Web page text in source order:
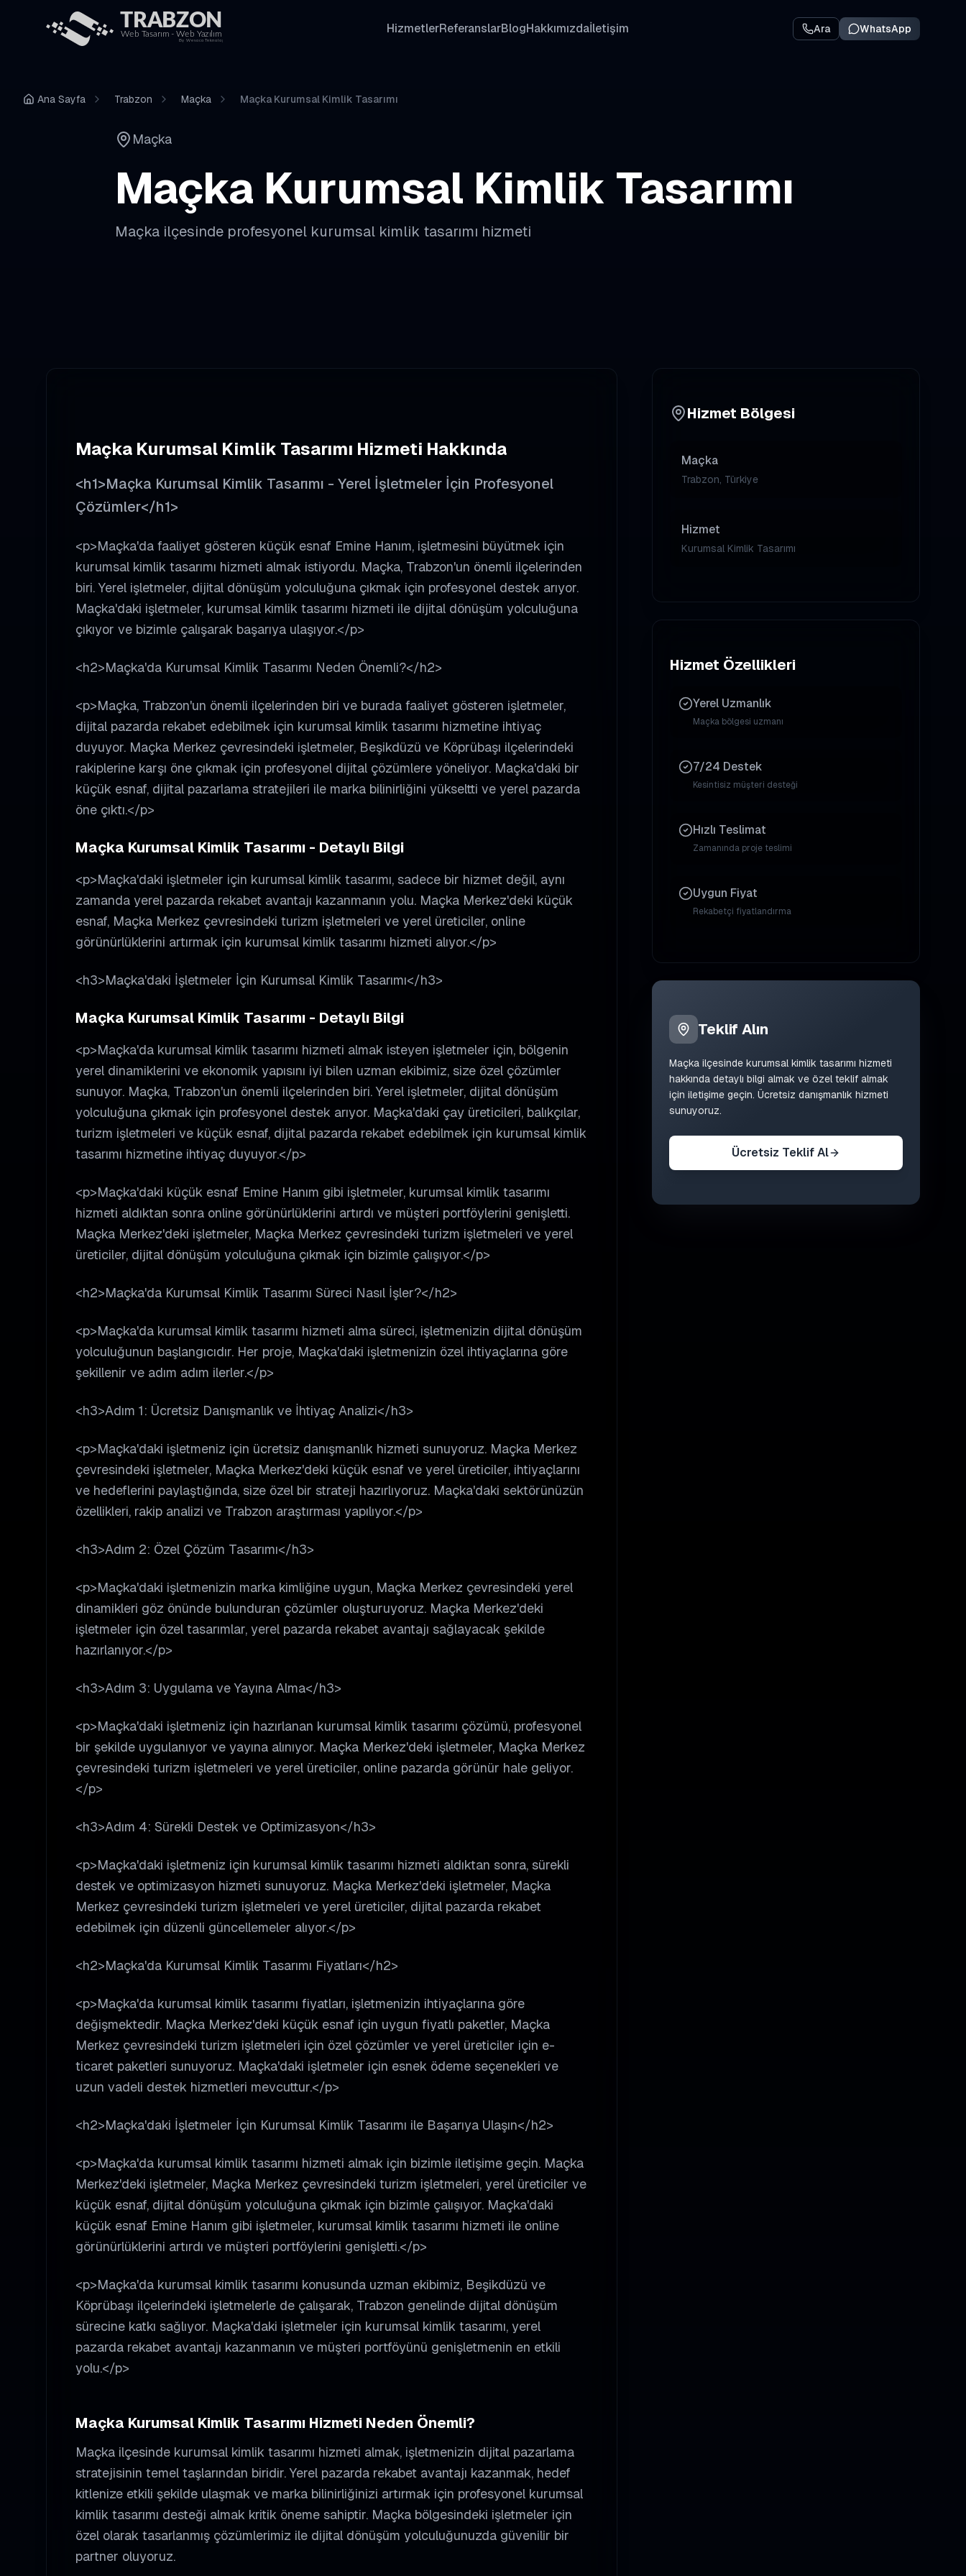
HizmetlerReferanslarBlogHakkımızdaİletişim Ara WhatsApp
Ana Sayfa Trabzon Maçka Maçka Kurumsal Kimlik Tasarımı
Maçka
Maçka Kurumsal Kimlik Tasarımı
Maçka ilçesinde profesyonel kurumsal kimlik tasarımı hizmeti
Maçka Kurumsal Kimlik Tasarımı Hizmeti Hakkında
<h1>Maçka Kurumsal Kimlik Tasarımı - Yerel İşletmeler İçin Profesyonel
Çözümler</h1>
<p>Maçka'da faaliyet gösteren küçük esnaf Emine Hanım, işletmesini büyütmek için
kurumsal kimlik tasarımı hizmeti almak istiyordu. Maçka, Trabzon'un önemli ilçelerinden
biri. Yerel işletmeler, dijital dönüşüm yolculuğuna çıkmak için profesyonel destek arıyor.
Maçka'daki işletmeler, kurumsal kimlik tasarımı hizmeti ile dijital dönüşüm yolculuğuna
çıkıyor ve bizimle çalışarak başarıya ulaşıyor.</p>
<h2>Maçka'da Kurumsal Kimlik Tasarımı Neden Önemli?</h2>
<p>Maçka, Trabzon'un önemli ilçelerinden biri ve burada faaliyet gösteren işletmeler,
dijital pazarda rekabet edebilmek için kurumsal kimlik tasarımı hizmetine ihtiyaç
duyuyor. Maçka Merkez çevresindeki işletmeler, Beşikdüzü ve Köprübaşı ilçelerindeki
rakiplerine karşı öne çıkmak için profesyonel dijital çözümlere yöneliyor. Maçka'daki bir
küçük esnaf, dijital pazarlama stratejileri ile marka bilinirliğini yükseltti ve yerel pazarda
öne çıktı.</p>
Maçka Kurumsal Kimlik Tasarımı - Detaylı Bilgi
<p>Maçka'daki işletmeler için kurumsal kimlik tasarımı, sadece bir hizmet değil, aynı
zamanda yerel pazarda rekabet avantajı kazanmanın yolu. Maçka Merkez'deki küçük
esnaf, Maçka Merkez çevresindeki turizm işletmeleri ve yerel üreticiler, online
görünürlüklerini artırmak için kurumsal kimlik tasarımı hizmeti alıyor.</p>
<h3>Maçka'daki İşletmeler İçin Kurumsal Kimlik Tasarımı</h3>
Maçka Kurumsal Kimlik Tasarımı - Detaylı Bilgi
<p>Maçka'da kurumsal kimlik tasarımı hizmeti almak isteyen işletmeler için, bölgenin
yerel dinamiklerini ve ekonomik yapısını iyi bilen uzman ekibimiz, size özel çözümler
sunuyor. Maçka, Trabzon'un önemli ilçelerinden biri. Yerel işletmeler, dijital dönüşüm
yolculuğuna çıkmak için profesyonel destek arıyor. Maçka'daki çay üreticileri, balıkçılar,
turizm işletmeleri ve küçük esnaf, dijital pazarda rekabet edebilmek için kurumsal kimlik
tasarımı hizmetine ihtiyaç duyuyor.</p>
<p>Maçka'daki küçük esnaf Emine Hanım gibi işletmeler, kurumsal kimlik tasarımı
hizmeti aldıktan sonra online görünürlüklerini artırdı ve müşteri portföylerini genişletti.
Maçka Merkez'deki işletmeler, Maçka Merkez çevresindeki turizm işletmeleri ve yerel
üreticiler, dijital dönüşüm yolculuğuna çıkmak için bizimle çalışıyor.</p>
<h2>Maçka'da Kurumsal Kimlik Tasarımı Süreci Nasıl İşler?</h2>
<p>Maçka'da kurumsal kimlik tasarımı hizmeti alma süreci, işletmenizin dijital dönüşüm
yolculuğunun başlangıcıdır. Her proje, Maçka'daki işletmenizin özel ihtiyaçlarına göre
şekillenir ve adım adım ilerler.</p>
<h3>Adım 1: Ücretsiz Danışmanlık ve İhtiyaç Analizi</h3>
<p>Maçka'daki işletmeniz için ücretsiz danışmanlık hizmeti sunuyoruz. Maçka Merkez
çevresindeki işletmeler, Maçka Merkez'deki küçük esnaf ve yerel üreticiler, ihtiyaçlarını
ve hedeflerini paylaştığında, size özel bir strateji hazırlıyoruz. Maçka'daki sektörünüzün
özellikleri, rakip analizi ve Trabzon araştırması yapılıyor.</p>
<h3>Adım 2: Özel Çözüm Tasarımı</h3>
<p>Maçka'daki işletmenizin marka kimliğine uygun, Maçka Merkez çevresindeki yerel
dinamikleri göz önünde bulunduran çözümler oluşturuyoruz. Maçka Merkez'deki
işletmeler için özel tasarımlar, yerel pazarda rekabet avantajı sağlayacak şekilde
hazırlanıyor.</p>
<h3>Adım 3: Uygulama ve Yayına Alma</h3>
<p>Maçka'daki işletmeniz için hazırlanan kurumsal kimlik tasarımı çözümü, profesyonel
bir şekilde uygulanıyor ve yayına alınıyor. Maçka Merkez'deki işletmeler, Maçka Merkez
çevresindeki turizm işletmeleri ve yerel üreticiler, online pazarda görünür hale geliyor.
</p>
<h3>Adım 4: Sürekli Destek ve Optimizasyon</h3>
<p>Maçka'daki işletmeniz için kurumsal kimlik tasarımı hizmeti aldıktan sonra, sürekli
destek ve optimizasyon hizmeti sunuyoruz. Maçka Merkez'deki işletmeler, Maçka
Merkez çevresindeki turizm işletmeleri ve yerel üreticiler, dijital pazarda rekabet
edebilmek için düzenli güncellemeler alıyor.</p>
<h2>Maçka'da Kurumsal Kimlik Tasarımı Fiyatları</h2>
<p>Maçka'da kurumsal kimlik tasarımı fiyatları, işletmenizin ihtiyaçlarına göre
değişmektedir. Maçka Merkez'deki küçük esnaf için uygun fiyatlı paketler, Maçka
Merkez çevresindeki turizm işletmeleri için özel çözümler ve yerel üreticiler için e-
ticaret paketleri sunuyoruz. Maçka'daki işletmeler için esnek ödeme seçenekleri ve
uzun vadeli destek hizmetleri mevcuttur.</p>
<h2>Maçka'daki İşletmeler İçin Kurumsal Kimlik Tasarımı ile Başarıya Ulaşın</h2>
<p>Maçka'da kurumsal kimlik tasarımı hizmeti almak için bizimle iletişime geçin. Maçka
Merkez'deki işletmeler, Maçka Merkez çevresindeki turizm işletmeleri, yerel üreticiler ve
küçük esnaf, dijital dönüşüm yolculuğuna çıkmak için bizimle çalışıyor. Maçka'daki
küçük esnaf Emine Hanım gibi işletmeler, kurumsal kimlik tasarımı hizmeti ile online
görünürlüklerini artırdı ve müşteri portföylerini genişletti.</p>
<p>Maçka'da kurumsal kimlik tasarımı konusunda uzman ekibimiz, Beşikdüzü ve
Köprübaşı ilçelerindeki işletmelerle de çalışarak, Trabzon genelinde dijital dönüşüm
sürecine katkı sağlıyor. Maçka'daki işletmeler için kurumsal kimlik tasarımı, yerel
pazarda rekabet avantajı kazanmanın ve müşteri portföyünü genişletmenin en etkili
yolu.</p>
Maçka Kurumsal Kimlik Tasarımı Hizmeti Neden Önemli?
Maçka ilçesinde kurumsal kimlik tasarımı hizmeti almak, işletmenizin dijital pazarlama
stratejisinin temel taşlarından biridir. Yerel pazarda rekabet avantajı kazanmak, hedef
kitlenize etkili şekilde ulaşmak ve marka bilinirliğinizi artırmak için profesyonel kurumsal
kimlik tasarımı desteği almak kritik öneme sahiptir. Maçka bölgesindeki işletmeler için
özel olarak tasarlanmış çözümlerimiz ile dijital dönüşüm yolculuğunuzda güvenilir bir
partner oluyoruz.
Hizmet Bölgesi
Maçka
Trabzon, Türkiye
Hizmet
Kurumsal Kimlik Tasarımı
Hizmet Özellikleri
Yerel Uzmanlık
Maçkabölgesi uzmanı
7/24 Destek
Kesintisiz müşteri desteği
Hızlı Teslimat
Zamanında proje teslimi
Uygun Fiyat
Rekabetçi fiyatlandırma
Teklif Alın
Maçkailçesinde kurumsal kimlik tasarımı hizmeti
hakkında detaylı bilgi almak ve özel teklif almak
için iletişime geçin. Ücretsiz danışmanlık hizmeti
sunuyoruz.
Ücretsiz Teklif Al